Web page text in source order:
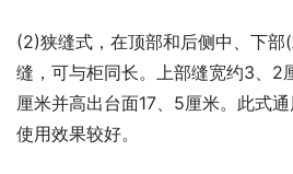
(2)狭缝式，在顶部和后侧中、下
缝，可与柜同长。上部缝宽约3、2
厘米并高出台面17、5厘米。此式
使用效果较好。